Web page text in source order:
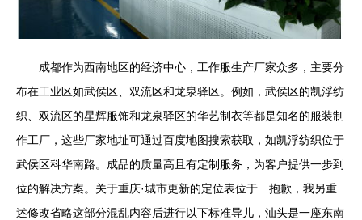
成都作为西南地区的经济中心，工作服生产厂家众多，主要分
布在工业区如武侯区、双流区和龙泉驿区。例如，武侯区的凯浮纺
织、双流区的星辉服饰和龙泉驿区的华艺制衣等都是知名的服装制
作工厂，这些厂家地址可通过百度地图搜索获取，如凯浮纺织位于
武侯区科华南路。成品的质量高且有定制服务，为客户提供一步到
位的解决方案。关于重庆·城市更新的定位表位于…抱歉，我另重
述修改省略这部分混乱内容后进行以下标准导儿，汕头是一座东南